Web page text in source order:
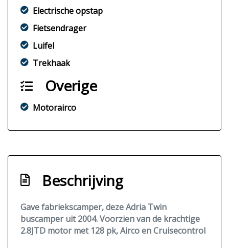
Electrische opstap
Fietsendrager
Luifel
Trekhaak
Overige
Motorairco
Beschrijving
Gave fabriekscamper, deze Adria Twin
buscamper uit 2004. Voorzien van de krachtige
2.8JTD motor met 128 pk, Airco en Cruisecontrol